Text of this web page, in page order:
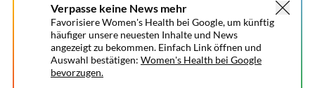
Verpasse keine News mehr
Favorisiere Women's Health bei Google, um künftig
häufiger unsere neuesten Inhalte und News
angezeigt zu bekommen. Einfach Link öffnen und
Auswahl bestätigen: Women's Health bei Google
bevorzugen.